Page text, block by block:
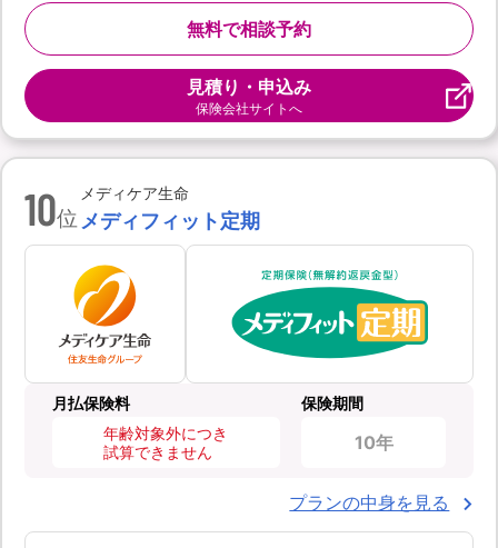
無料で相談予約
見積り・申込み
保険会社サイトへ
10位
メディケア生命
メディフィット定期
月払保険料
年齢対象外につき
試算できません
保険期間
10年
プランの中身を見る